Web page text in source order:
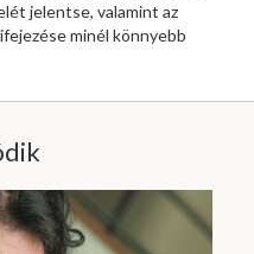
jelentse, valamint az
minél könnyebb